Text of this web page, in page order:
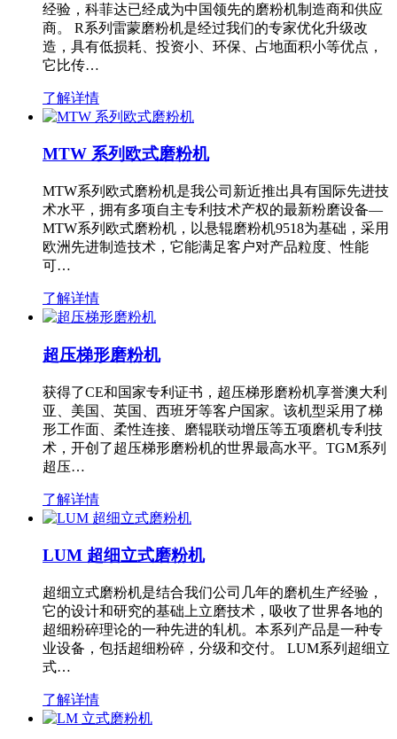
经验，科菲达已经成为中国领先的磨粉机制造商和供应
商。 R系列雷蒙磨粉机是经过我们的专家优化升级改
造，具有低损耗、投资小、环保、占地面积小等优点，
它比传…
了解详情
MTW 系列欧式磨粉机
MTW系列欧式磨粉机是我公司新近推出具有国际先进技
术水平，拥有多项自主专利技术产权的最新粉磨设备—
MTW系列欧式磨粉机，以悬辊磨粉机9518为基础，采用
欧洲先进制造技术，它能满足客户对产品粒度、性能
可…
了解详情
超压梯形磨粉机
获得了CE和国家专利证书，超压梯形磨粉机享誉澳大利
亚、美国、英国、西班牙等客户国家。该机型采用了梯
形工作面、柔性连接、磨辊联动增压等五项磨机专利技
术，开创了超压梯形磨粉机的世界最高水平。TGM系列
超压…
了解详情
LUM 超细立式磨粉机
超细立式磨粉机是结合我们公司几年的磨机生产经验，
它的设计和研究的基础上立磨技术，吸收了世界各地的
超细粉碎理论的一种先进的轧机。本系列产品是一种专
业设备，包括超细粉碎，分级和交付。 LUM系列超细立
式…
了解详情